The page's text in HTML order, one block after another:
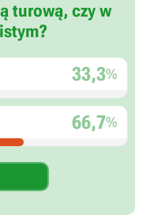
turową, czy w
33,3%
66,7%